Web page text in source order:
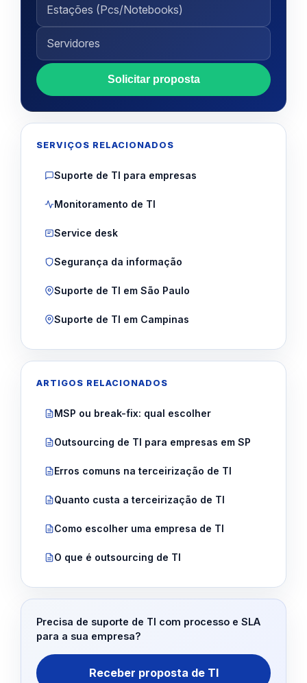
Solicitar proposta
SERVIÇOS RELACIONADOS
Suporte de TI para empresas
Monitoramento de TI
Service desk
Segurança da informação
Suporte de TI em São Paulo
Suporte de TI em Campinas
ARTIGOS RELACIONADOS
MSP ou break-fix: qual escolher
Outsourcing de TI para empresas em SP
Erros comuns na terceirização de TI
Quanto custa a terceirização de TI
Como escolher uma empresa de TI
O que é outsourcing de TI
Precisa de suporte de TI com processo e SLA
para a sua empresa?
Receber proposta de TI